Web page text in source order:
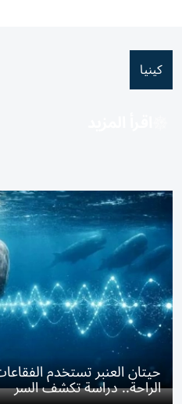
كينيا
حيتان العنبر تستخدم
الراحة.. دراسة تكشف السر